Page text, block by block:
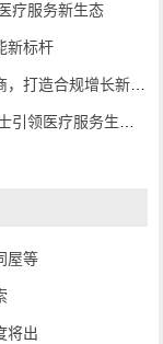
疗服务新生态
新标杆
造合规增长新范式
疗服务生态升级
屋等
将出